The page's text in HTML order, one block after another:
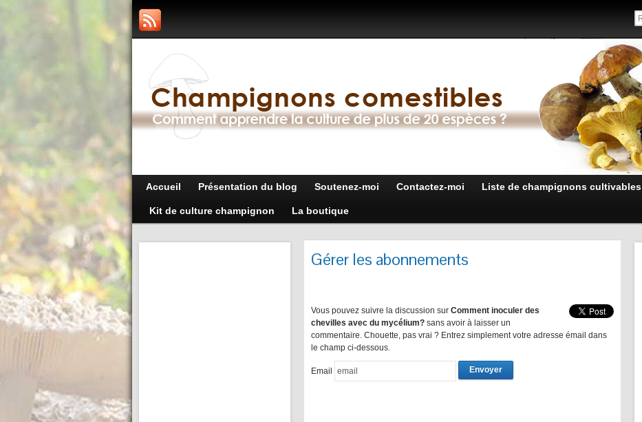
Accueil Présentation du blog Soutenez-moi Contactez-moi Liste de champignons cultivables
Kit de culture champignon La boutique
Gérer les abonnements
Vous pouvez suivre la discussion sur Comment inoculer des
chevilles avec du mycélium? sans avoir à laisser un
commentaire. Chouette, pas vrai ? Entrez simplement votre adresse émail dans
le champ ci-dessous.
Email